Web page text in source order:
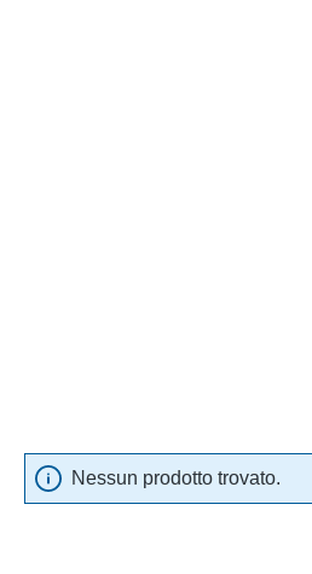
Nessun prodotto trovato.